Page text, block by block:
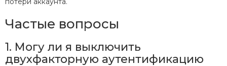
Частые вопросы
1. Могу ли я выключить
двухфакторную аутентификацию